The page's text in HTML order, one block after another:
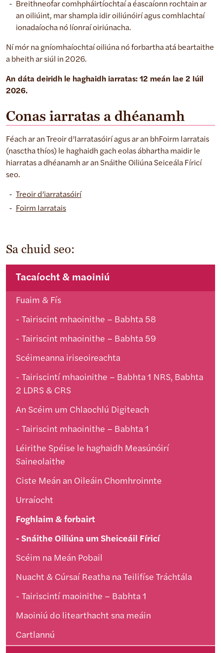
Breithneofar comhpháirtíochtaí a éascaíonn rochtain ar
an oiliúint, mar shampla idir oiliúnóirí agus comhlachtaí
ionadaíocha nó líonraí oiriúnacha.
Ní mór na gníomhaíochtaí oiliúna nó forbartha atá beartaithe
a bheith ar siúl in 2026.
An dáta deiridh le haghaidh iarratas: 12 meán lae 2 Iúil
2026.
Conas iarratas a dhéanamh
Féach ar an Treoir d’Iarratasóirí agus ar an bhFoirm Iarratais
(nasctha thíos) le haghaidh gach eolas ábhartha maidir le
hiarratas a dhéanamh ar an Snáithe Oiliúna Seiceála Fíricí
seo.
Treoir d’iarratasóirí
Foirm Iarratais
Sa chuid seo:
Tacaíocht & maoiniú
Fuaim & Fís
Tairiscint mhaoinithe – Babhta 58
Tairiscint mhaoinithe – Babhta 59
Scéimeanna iriseoireachta
Tairiscintí mhaoinithe – Babhta 1 NRS, Babhta
2 LDRS & CRS
An Scéim um Chlaochlú Digiteach
Tairiscint mhaoinithe – Babhta 1
Léirithe Spéise le haghaidh Measúnóirí
Saineolaithe
Ciste Meán an Oileáin Chomhroinnte
Urraíocht
Foghlaim & forbairt
Snáithe Oiliúna um Sheiceáil Fíricí
Scéim na Meán Pobail
Nuacht & Cúrsaí Reatha na Teilifíse Tráchtála
Tairiscintí maoinithe – Babhta 1
Maoiniú do litearthacht sna meáin
Cartlannú